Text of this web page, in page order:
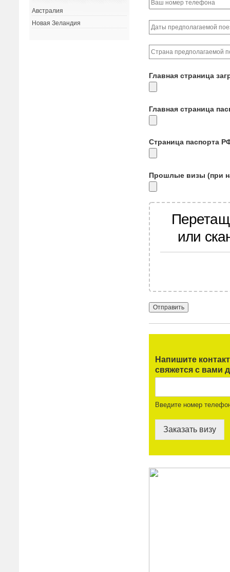
Главная страница
Главная страница
Страница паспорта
Прошлые визы (при
или
Напишите
свяжется с вами
Введите номер
Заказать визу
Австралия
Новая Зеландия